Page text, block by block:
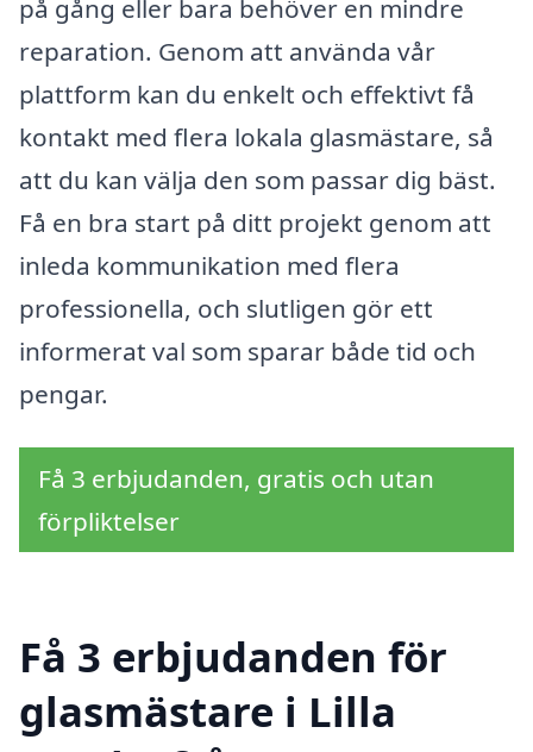
på gång eller bara behöver en mindre
reparation. Genom att använda vår
plattform kan du enkelt och effektivt få
kontakt med flera lokala glasmästare, så
att du kan välja den som passar dig bäst.
Få en bra start på ditt projekt genom att
inleda kommunikation med flera
professionella, och slutligen gör ett
informerat val som sparar både tid och
pengar.
Få 3 erbjudanden, gratis och utan
förpliktelser
Få 3 erbjudanden för
glasmästare i Lilla